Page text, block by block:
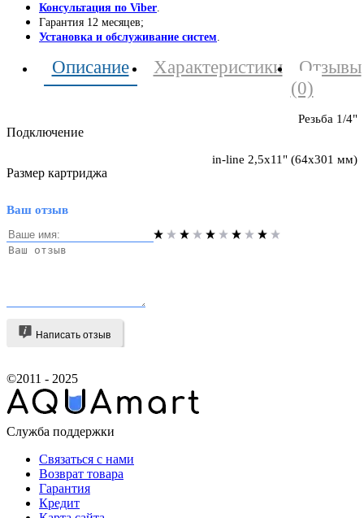
Консультация по Viber
Гарантия 12 месяцев;
Установка и обслуживание систем
Описание Характеристики
Отзывы
(0)
Подключение
Резьба 1/4"
Размер картриджа
in-line 2,5х11" (64х301 мм)
Ваш отзыв
Написать отзыв
©2011 - 2025
Служба поддержки
Связаться с нами
Возврат товара
Гарантия
Кредит